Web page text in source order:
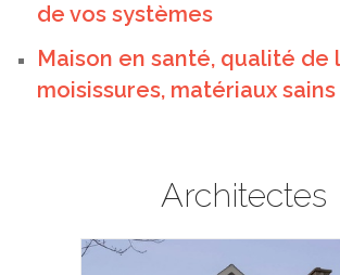
de vos systèmes
Maison en santé, qualité de
moisissures, matériaux
Architectes